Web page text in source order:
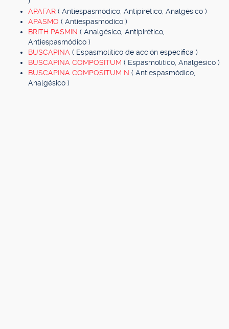
APAFAR ( Antiespasmódico, Antipirético, Analgésico )
APASMO ( Antiespasmódico )
BRITH PASMIN ( Analgésico, Antipirético,
Antiespasmódico )
BUSCAPINA ( Espasmolítico de acción específica )
BUSCAPINA COMPOSITUM ( Espasmolítico, Analgésico )
BUSCAPINA COMPOSITUM N ( Antiespasmódico,
Analgésico )